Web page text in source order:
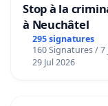
Stop à la
à Neuchâtel
295 signatures
160 Signatures /
29 Jul 2026